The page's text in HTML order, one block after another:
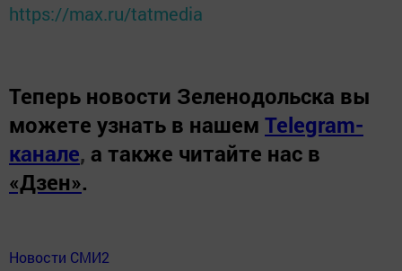
https://max.ru/tatmedia
Теперь новости Зеленодольска вы
можете узнать в нашем Telegram-
канале, а также читайте нас в
«Дзен».
Новости СМИ2